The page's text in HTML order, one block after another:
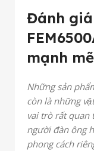
Đánh
mạnh
Những sản
còn là những
vai trò rất quan
người đàn ông
phong cách